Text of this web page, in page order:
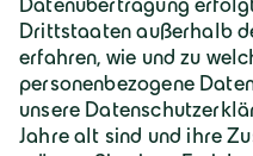
Geiger Gruppe
Wilhelm-Geiger-Straße 1
87561 Oberstdorf
+49 8322 18 0